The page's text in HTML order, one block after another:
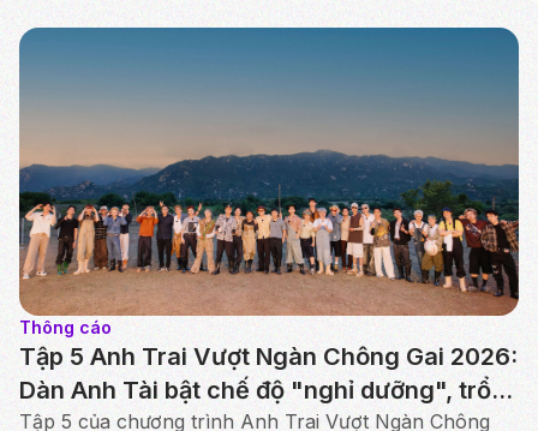
Thông cáo
Tập 5 Anh Trai Vượt Ngàn Chông Gai 2026:
Dàn Anh Tài bật chế độ "nghỉ dưỡng", trổ
tài chăn cừu, nấu ăn tại Ninh Thuận
Tập 5 của chương trình Anh Trai Vượt Ngàn Chông